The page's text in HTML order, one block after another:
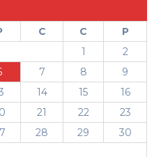
C C
P
1
2
7 8
9
14 15
16
21 22
23
28 29
30